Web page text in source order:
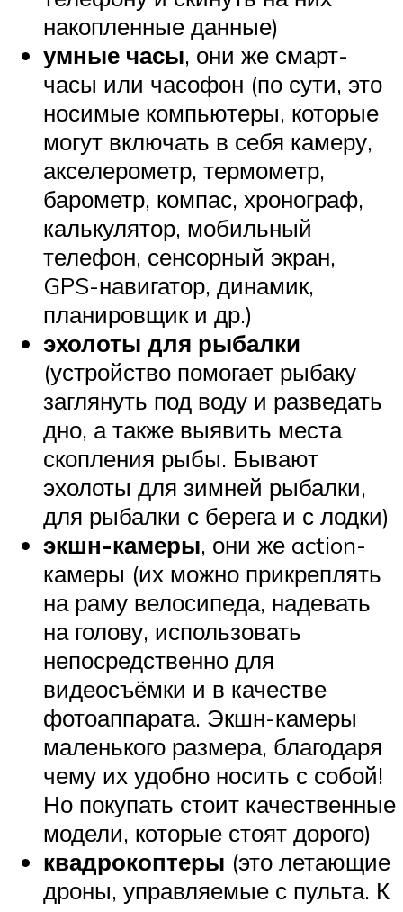
накопленные данные)
умные часы, они же смарт-
часы или часофон (по сути, это
носимые компьютеры, которые
могут включать в себя камеру,
акселерометр, термометр,
барометр, компас, хронограф,
калькулятор, мобильный
телефон, сенсорный экран,
GPS-навигатор, динамик,
планировщик и др.)
эхолоты для рыбалки
(устройство помогает рыбаку
заглянуть под воду и разведать
дно, а также выявить места
скопления рыбы. Бывают
эхолоты для зимней рыбалки,
для рыбалки с берега и с лодки)
экшн-камеры, они же action-
камеры (их можно прикреплять
на раму велосипеда, надевать
на голову, использовать
непосредственно для
видеосъёмки и в качестве
фотоаппарата. Экшн-камеры
маленького размера, благодаря
чему их удобно носить с собой!
Но покупать стоит качественные
модели, которые стоят дорого)
квадрокоптеры (это летающие
дроны, управляемые с пульта. К